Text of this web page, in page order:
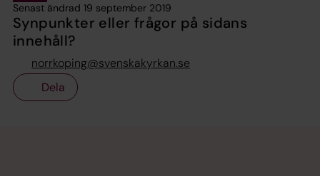
Senast ändrad 19 september 2019
Synpunkter eller frågor på sidans
innehåll?
norrkoping@svenskakyrkan.se
Dela